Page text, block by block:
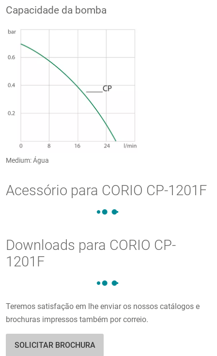
Capacidade da bomba
Medium: Água
Acessório para CORIO CP-1201F
Downloads para CORIO CP-
1201F
Teremos satisfação em lhe enviar os nossos catálogos e
brochuras impressos também por correio.
SOLICITAR BROCHURA